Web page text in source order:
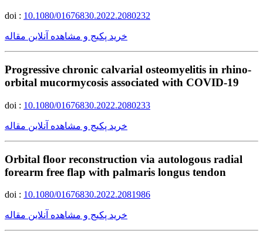
doi : 10.1080/01676830.2022.2080232
خرید پکیج و مشاهده آنلاین مقاله
Progressive chronic calvarial osteomyelitis in rhino-
orbital mucormycosis associated with COVID-19
doi : 10.1080/01676830.2022.2080233
خرید پکیج و مشاهده آنلاین مقاله
Orbital floor reconstruction via autologous radial
forearm free flap with palmaris longus tendon
doi : 10.1080/01676830.2022.2081986
خرید پکیج و مشاهده آنلاین مقاله